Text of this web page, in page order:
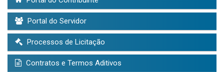
Portal do Servidor
Processos de Licitação
Contratos e Termos Aditivos